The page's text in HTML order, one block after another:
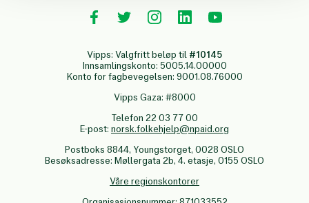
Vipps: Valgfritt beløp til #10145
Innsamlingskonto: 5005.14.00000
Konto for fagbevegelsen: 9001.08.76000
Vipps Gaza: #8000
Telefon 22 03 77 00
E-post: norsk.folkehjelp@npaid.org
Postboks 8844, Youngstorget, 0028 OSLO
Besøksadresse: Møllergata 2b, 4. etasje, 0155 OSLO
Våre regionskontorer